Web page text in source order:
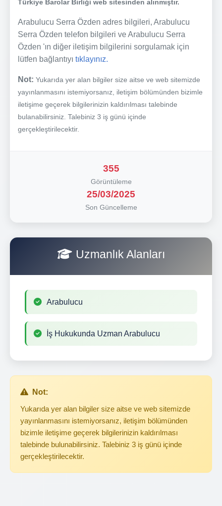
Türkiye Barolar Birliği web sitesinden alınmıştır.
Arabulucu Serra Özden adres bilgileri, Arabulucu
Serra Özden telefon bilgileri ve Arabulucu Serra
Özden 'ın diğer iletişim bilgilerini sorgulamak için
lütfen bağlantıyı tıklayınız.
Not: Yukarıda yer alan bilgiler size aitse ve web sitemizde
yayınlanmasını istemiyorsanız, iletişim bölümünden bizimle
iletişime geçerek bilgilerinizin kaldırılması talebinde
bulanabilirsiniz. Talebiniz 3 iş günü içinde
gerçekleştirilecektir.
355
Görüntüleme
25/03/2025
Son Güncelleme
Uzmanlık Alanları
Arabulucu
İş Hukukunda Uzman Arabulucu
Not:
Yukarıda yer alan bilgiler size aitse ve web sitemizde
yayınlanmasını istemiyorsanız, iletişim bölümünden
bizimle iletişime geçerek bilgilerinizin kaldırılması
talebinde bulunabilirsiniz. Talebiniz 3 iş günü içinde
gerçekleştirilecektir.